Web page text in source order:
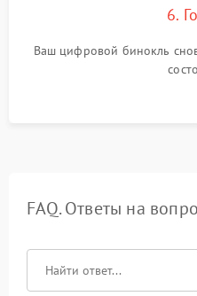
6.
Ваш цифровой бинокль
FAQ. Ответы на